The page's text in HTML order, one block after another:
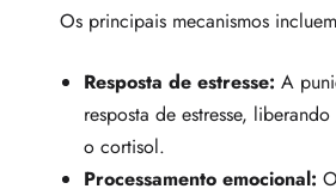
Os principais mecanismos
Resposta de estresse: A
resposta de estresse,
o cortisol.
Processamento emocional: